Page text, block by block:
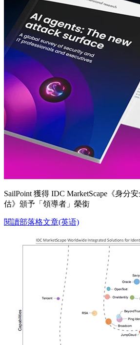
SailPoint 獲得 IDC MarketScape《身分
估》頒予「領導者」榮銜
閱讀部落格文章(英语)